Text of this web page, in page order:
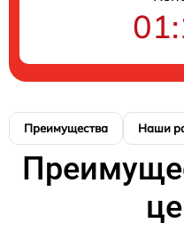
Преимущества Наши